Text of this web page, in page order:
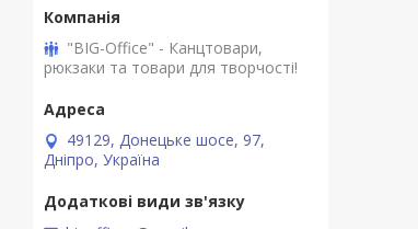
"BIG-Office" - Канцтовари,
рюкзаки та товари для творчості!
49129, Донецьке шосе, 97,
Дніпро, Україна